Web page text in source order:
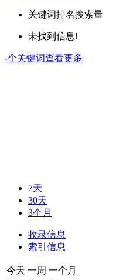
关键词排名搜索量
未找到信息!
-个关键词查看更多
7天
30天
3个月
收录信息
索引信息
今天 一周 一个月